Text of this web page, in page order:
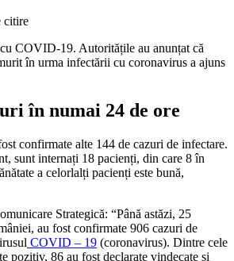
citire
COVID-19. Autoritățile au anunțat că
în urma infectării cu coronavirus a ajuns
în numai 24 de ore
confirmate alte 144 de cazuri de infectare.
sunt internați 18 pacienți, din care 8 în
a celorlalți pacienți este bună,
Strategică: “Până astăzi, 25
au fost confirmate 906 cazuri de
COVID – 19 (coronavirus). Dintre cele
pozitiv, 86 au fost declarate vindecate și